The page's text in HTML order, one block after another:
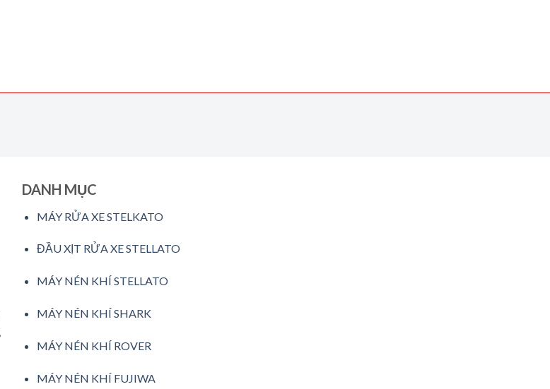
DANH MỤC
MÁY RỬA XE STELKATO
ĐẦU XỊT RỬA XE STELLATO
MÁY NÉN KHÍ STELLATO
MÁY NÉN KHÍ SHARK
MÁY NÉN KHÍ ROVER
MÁY NÉN KHÍ FUJIWA